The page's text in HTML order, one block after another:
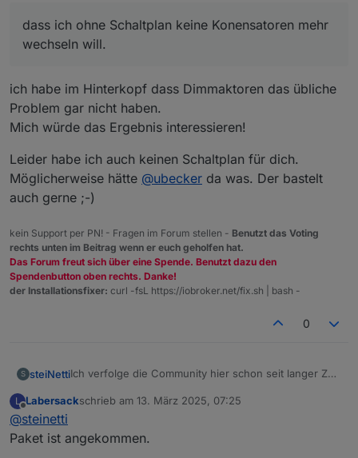
reingesteckt hast, und auch den Aufwand betrieben
hast, die passenden Kondensatoren zu finden und
diese Info auch bereitwillig geteilt hast, mache ich
Aber bei diesen Schaltern hatte ich seither noch
nicht erfolgreich Kondensatoren getauscht. Sollte
dir also klar sein, dass diese geringere
Erfolgsaussichten haben, als die üblichen Patienten.
es für dich ok ist, dass es evtl. etwas länger dauern
kann.
dass ich ohne Schaltplan keine Konensatoren mehr
wechseln will.
ich habe im Hinterkopf dass Dimmaktoren das übliche
Problem gar nicht haben.
Mich würde das Ergebnis interessieren!
Leider habe ich auch keinen Schaltplan für dich.
Möglicherweise hätte @ubecker da was. Der bastelt
auch gerne ;-)
kein Support per PN! - Fragen im Forum stellen - Benutzt das Voting
rechts unten im Beitrag wenn er euch geholfen hat.
Das Forum freut sich über eine Spende. Benutzt dazu den
Spendenbutton oben rechts. Danke!
der Installationsfixer: curl -fsL https://iobroker.net/fix.sh | bash -
0
S steiNettiIch verfolge die Community hier schon seit langer Zeit
ein großes Dankeschön! ♥️
Vor rund sieben Jahren habe ich mir im Zuge der
Homematic-Dimm- und Schaltaktoren zugelegt. Leider
kamen die Funktaster nie zum Einsatz, weil immer
Jetzt, nach all den Jahren, ist die Renovierung endlich
fast abgeschlossen, und ich würde meine alten
L
Offline
Labersackschrieb am 13. März 2025, 07:25
zuletzt editiert von
@steinetti
Paket ist angekommen.